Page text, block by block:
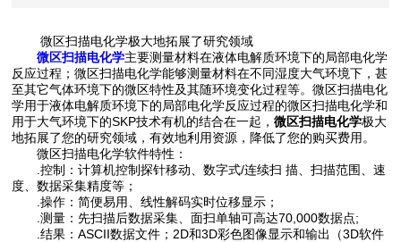
微区扫描电化学极大地拓展了研究领域
微区扫描电化学主要测量材料在液体电解质环境下的局部电化学
反应过程；微区扫描电化学能够测量材料在不同湿度大气环境下，甚
至其它气体环境下的微区特性及其随环境变化过程等。微区扫描电化
学用于液体电解质环境下的局部电化学反应过程的微区扫描电化学和
用于大气环境下的SKP技术有机的结合在一起，微区扫描电化学极大
地拓展了您的研究领域，有效地利用资源，降低了您的购买费用。
微区扫描电化学软件特性：
.控制：计算机控制探针移动、数字式/连续扫 描、扫描范围、速
度、数据采集精度等；
.操作：简便易用、线性解码实时位移显示；
.测量：先扫描后数据采集、面扫单轴可高达70,000数据点;
.结果：ASCII数据文件；2D和3D彩色图像显示和输出（3D软件